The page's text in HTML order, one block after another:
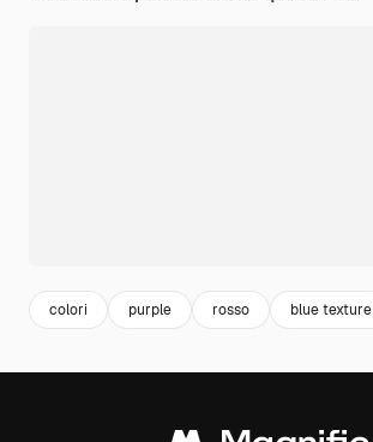
colori purple rosso blue texture